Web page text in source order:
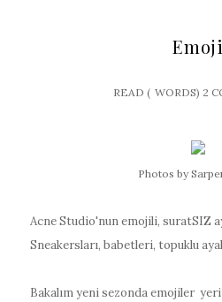
Emoji
READ ( WORDS) 2
Photos by
Acne Studio'nun emojili, suratSIZ
Sneakersları, babetleri, topuklu
Bakalım yeni sezonda emojiler